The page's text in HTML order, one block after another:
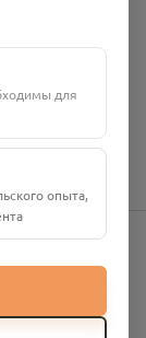
р-н
18
БАНК"
для
опыта,